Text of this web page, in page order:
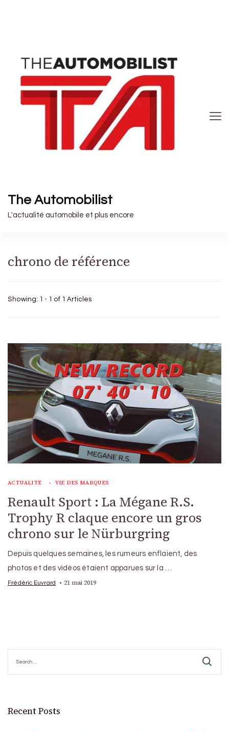
The Automobilist
L'actualité automobile et plus encore
chrono de référence
Showing: 1 - 1 of 1 Articles
ACTUALITÉ VIE DES MARQUES
Renault Sport : La Mégane R.S.
Trophy R claque encore un gros
chrono sur le Nürburgring
Depuis quelques semaines, les rumeurs enflaient, des
photos et des vidéos étaient apparues sur la …
Frédéric Euvrard 21 mai 2019
for:
Recent Posts